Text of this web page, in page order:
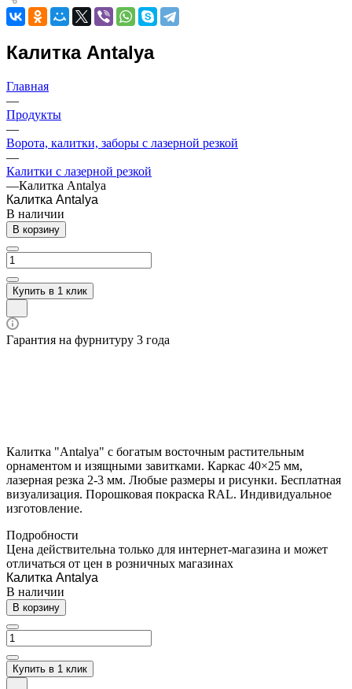
Калитка Antalya
Главная
—
Продукты
—
Ворота, калитки, заборы с лазерной резкой
—
Калитки с лазерной резкой
—Калитка Antalya
Калитка Antalya
В наличии
В корзину
Купить в 1 клик
Гарантия на фурнитуру 3 года
Калитка "Antalya" с богатым восточным растительным
орнаментом и изящными завитками. Каркас 40×25 мм,
лазерная резка 2-3 мм. Любые размеры и рисунки. Бесплатная
визуализация. Порошковая покраска RAL. Индивидуальное
изготовление.
Подробности
Цена действительна только для интернет-магазина и может
отличаться от цен в розничных магазинах
Калитка Antalya
В наличии
В корзину
Купить в 1 клик